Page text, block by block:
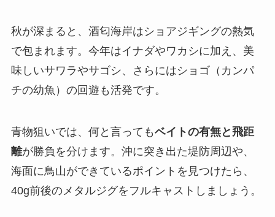
秋が深まると、酒匂海岸はショアジギングの熱気
で包まれます。今年はイナダやワカシに加え、美
味しいサワラやサゴシ、さらにはショゴ（カンパ
チの幼魚）の回遊も活発です。
青物狙いでは、何と言ってもベイトの有無と飛距
離が勝負を分けます。沖に突き出た堤防周辺や、
海面に鳥山ができているポイントを見つけたら、
40g前後のメタルジグをフルキャストしましょう。